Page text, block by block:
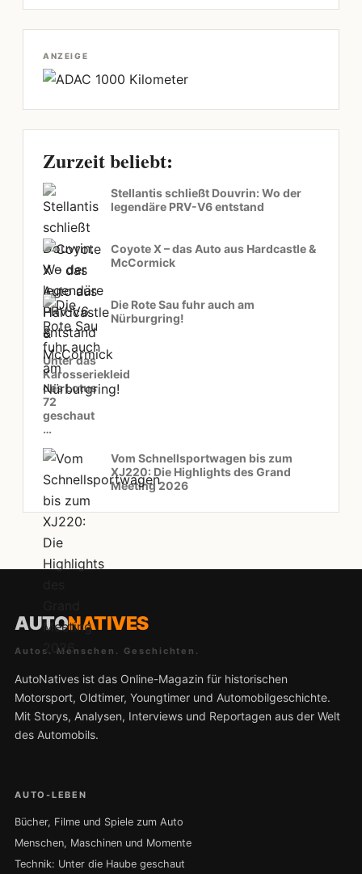
ANZEIGE
Zurzeit beliebt:
Stellantis schließt Douvrin: Wo der
legendäre PRV-V6 entstand
Coyote X – das Auto aus Hardcastle &
McCormick
Die Rote Sau fuhr auch am
Nürburgring!
Unter das
Karosseriekleid
des Lotus
72
geschaut
…
Vom Schnellsportwagen bis zum
XJ220: Die Highlights des Grand
Meeting 2026
AUTONATIVES
Autos. Menschen. Geschichten.
AutoNatives ist das Online-Magazin für historischen
Motorsport, Oldtimer, Youngtimer und Automobilgeschichte.
Mit Storys, Analysen, Interviews und Reportagen aus der Welt
des Automobils.
AUTO-LEBEN
Bücher, Filme und Spiele zum Auto
Menschen, Maschinen und Momente
Technik: Unter die Haube geschaut